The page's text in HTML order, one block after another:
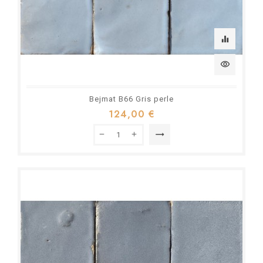
equalizer
visibility
Bejmat B66 Gris perle
124,00 €
trending_flat